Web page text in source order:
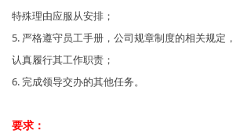
特殊理由应服从安排；
5. 严格遵守员工手册，公司规章制度的相关规定，
认真履行其工作职责；
6. 完成领导交办的其他任务。
要求：